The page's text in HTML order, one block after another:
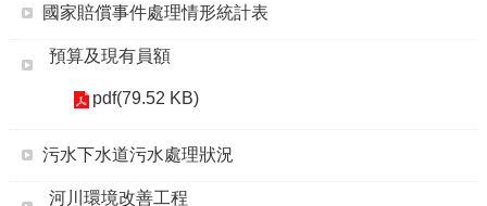
國家賠償事件處理情形統計表
預算及現有員額
pdf(79.52 KB)
污水下水道污水處理狀況
河川環境改善工程